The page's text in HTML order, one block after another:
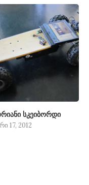
სკეიბორდი
17, 2012